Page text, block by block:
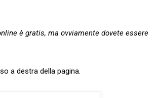
è gratis, ma ovviamente dovete essere
a destra della pagina.